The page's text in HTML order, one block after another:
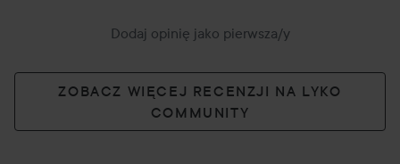
Dodaj opinię jako pierwsza/y
ZOBACZ WIĘCEJ RECENZJI NA LYKO
COMMUNITY